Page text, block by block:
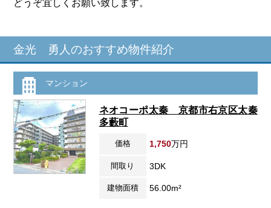
どうぞ宜しくお願い致します。
金光 勇人のおすすめ物件紹介
マンション
ネオコーポ太秦 京都市右京区太秦
多藪町
価格 1,750万円
間取り 3DK
建物面積 56.00m²